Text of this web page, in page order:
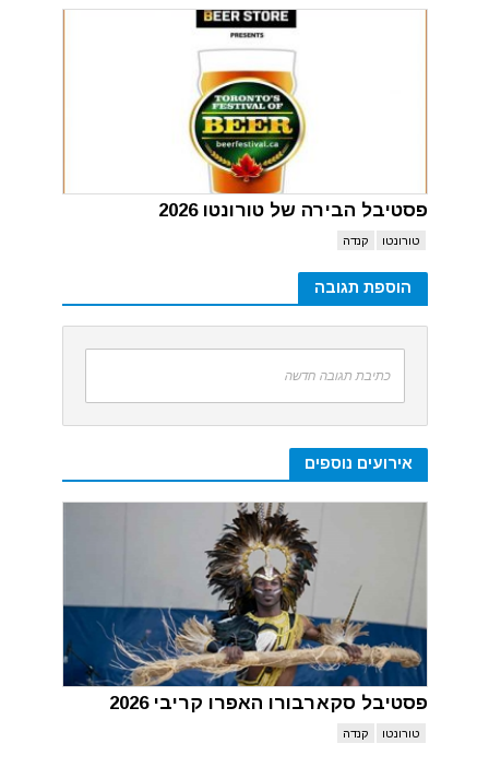
פסטיבל הבירה של טורונטו 2026
טורונטו קנדה
הוספת תגובה
כתיבת תגובה חדשה
אירועים נוספים
פסטיבל סקארבורו האפרו קריבי 2026
טורונטו קנדה